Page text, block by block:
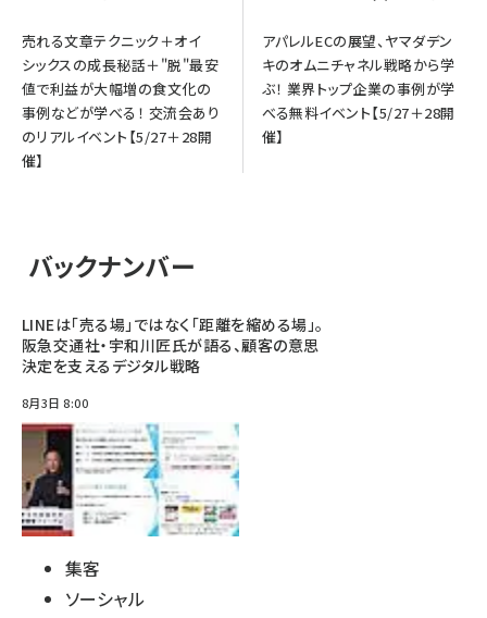
売れる文章テクニック＋オイ
シックスの成長秘話＋"脱"最安
値で利益が大幅増の食文化の
事例などが学べる！ 交流会あり
のリアルイベント【5/27＋28開
催】
アパレルECの展望、ヤマダデン
キのオムニチャネル戦略から学
ぶ！ 業界トップ企業の事例が学
べる無料イベント【5/27＋28開
催】
バックナンバー
LINEは「売る場」ではなく「距離を縮める場」。
阪急交通社・宇和川匠氏が語る、顧客の意思
決定を支えるデジタル戦略
8月3日 8:00
集客
ソーシャル